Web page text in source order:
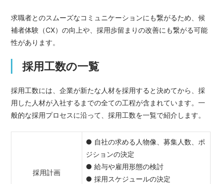
求職者とのスムーズなコミュニケーションにも繋がるため、候
補者体験（CX）の向上や、採用歩留まりの改善にも繋がる可能
性があります。
採用工数の一覧
採用工数には、企業が新たな人材を採用すると決めてから、採
用した人材が入社するまでの全ての工程が含まれています。一
般的な採用プロセスに沿って、採用工数を一覧で紹介します。
採用計画
● 自社の求める人物像、募集人数、ポ
ジションの決定
● 給与や雇用形態の検討
● 採用スケジュールの決定